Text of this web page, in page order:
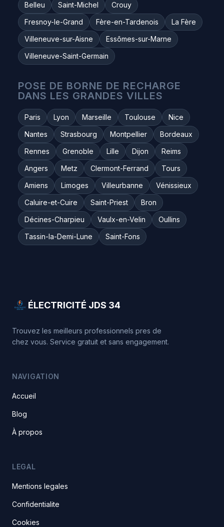
Belleu
Saint-Michel
Crouy
Fresnoy-le-Grand
Fère-en-Tardenois
La Fère
Villeneuve-sur-Aisne
Essômes-sur-Marne
Villeneuve-Saint-Germain
POSE DE BORNE DE RECHARGE
DANS LES GRANDES VILLES
Paris Lyon Marseille Toulouse
Nice
Nantes
Strasbourg Montpellier
Bordeaux
Rennes
Grenoble Lille Dijon
Reims
Angers
Metz Clermont-Ferrand
Tours
Amiens
Limoges Villeurbanne
Vénissieux
Caluire-et-Cuire
Saint-Priest
Bron
Décines-Charpieu
Vaulx-en-Velin
Oullins
Tassin-la-Demi-Lune
Saint-Fons
ÉLECTRICITÉ JDS 34
Trouvez les meilleurs professionnels pres de
chez vous. Service gratuit et sans engagement.
NAVIGATION
Accueil
Blog
À propos
LEGAL
Mentions legales
Confidentialite
Cookies